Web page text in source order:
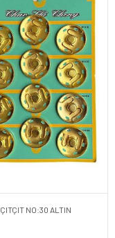
ÇITÇIT NO:30 ALTIN